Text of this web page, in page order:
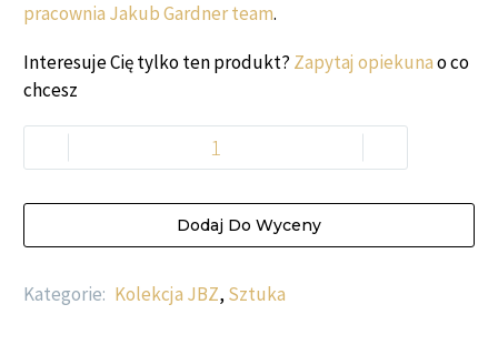
pracownia Jakub Gardner team.
Interesuje Cię tylko ten produkt? Zapytaj opiekunao co
chcesz
Dodaj Do Wyceny
Kategorie: Kolekcja JBZ, Sztuka